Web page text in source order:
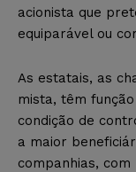
acionista que
equiparável ou
As estatais, as
mista, têm
condição de
a maior
companhias,